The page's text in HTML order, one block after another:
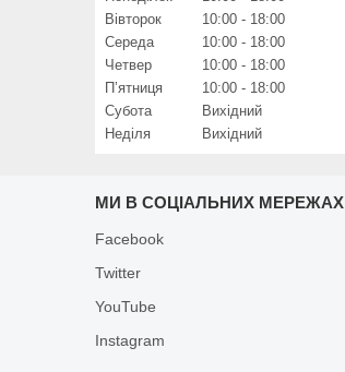
Вівторок
10:00
18:00
Середа
10:00
18:00
Четвер
10:00
18:00
Пʼятниця
10:00
18:00
Субота
Вихідний
Неділя
Вихідний
МИ В СОЦІАЛЬНИХ МЕРЕЖАХ
Facebook
Twitter
YouTube
Instagram